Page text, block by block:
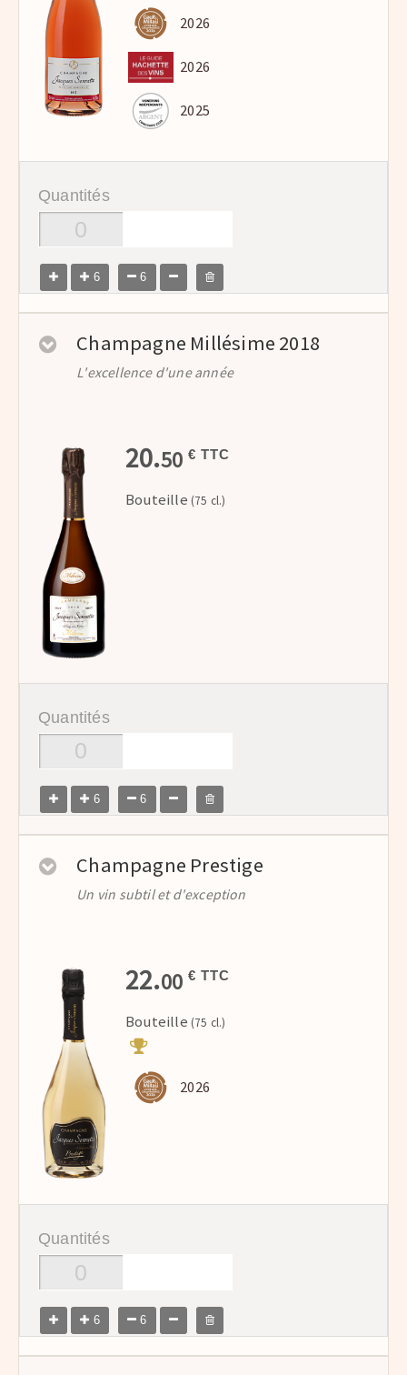
2026
2026
2025
Quantités
6 6
Champagne Millésime 2018
L'excellence d'une année
20.50 € TTC
Bouteille (75 cl.)
Quantités
6 6
Champagne Prestige
Un vin subtil et d'exception
22.00 € TTC
Bouteille (75 cl.)
2026
Quantités
6 6